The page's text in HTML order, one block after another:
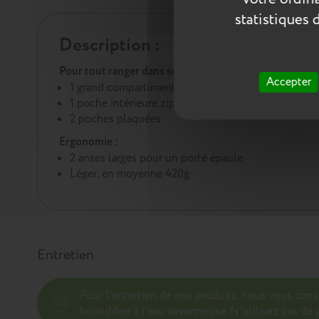
statistiques
Accepter
Description :
Pour tout ranger dans son sac cabas :
1 grand compartiment
1 poche intérieure zippée
2 poches plaquées
Ergonomie :
2 anses larges pour un porté épaule
Léger, en moyenne 420g
Entretien